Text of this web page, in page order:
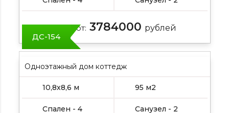
Цена от: 3784000 рублей
ДС-154
Одноэтажный дом коттедж
10,8х8,6 м 95 м2
Спален - 4 Санузел - 2